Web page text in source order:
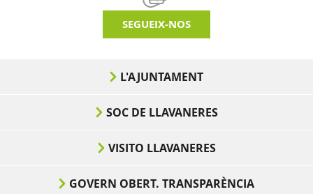
SEGUEIX-NOS
L'AJUNTAMENT
SOC DE LLAVANERES
VISITO LLAVANERES
GOVERN OBERT. TRANSPARÈNCIA